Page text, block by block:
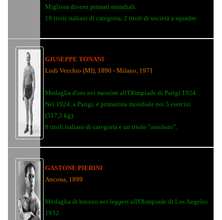
Migliora diversi primati mondiali.
18 titoli italiani di categoria, 2 titoli di società a squadre.
GIUSEPPE TONANI
Lodi Vecchio (MI), 1890 - Milano, 1971
Medaglia d'oro neimassimiall'Olimpiade di Parigi 1924.
Nel 1924, a Parigi, è primatista mondiale nei 5 esercizi
(517,5 kg).
8 titoli italiani di categoria e un titolo "assoluto".
GASTONE PIERINI
Ancona, 1899
Medaglia di bronzo neileggeriall'Olimpiade di Los Angeles
1932.